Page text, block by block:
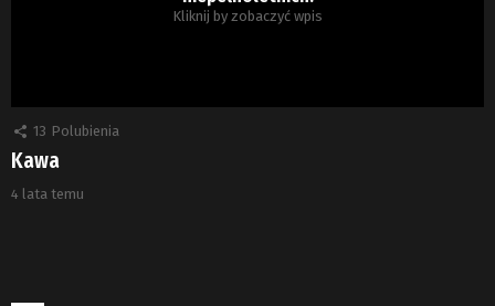
Kliknij by zobaczyć wpis
13 Polubienia
Kawa
4 lata temu